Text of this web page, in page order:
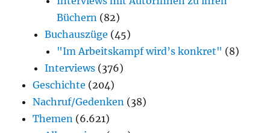
Büchern (82)
Buchauszüge (45)
"Im Arbeitskampf wird’s konkret" (8)
Interviews (376)
Geschichte (204)
Nachruf/Gedenken (38)
Themen (6.621)